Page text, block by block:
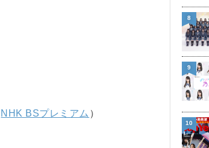
NHK BSプレミアム ）
8
9
10